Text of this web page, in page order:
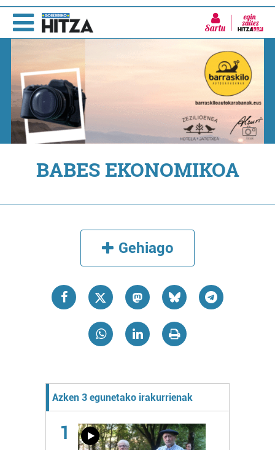
Sartu
BABES EKONOMIKOA
Gehiago
Azken 3 egunetako irakurrienak
1